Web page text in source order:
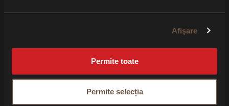
Afişare
Permite toate
Permite selecția